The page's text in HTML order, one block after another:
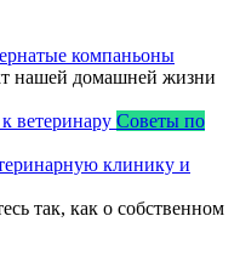
компаньоны
нашей домашней жизни
Советы по
клинику и
так, как о собственном